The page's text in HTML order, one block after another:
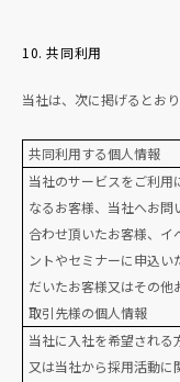
10. 共同利用
当社は、次に掲げるとお
共同利用する個人情報
当社のサービスをご利用
なるお客様、当社へお問
合わせ頂いたお客様、イ
ントやセミナーに申込い
だいたお客様又はその他
取引先様の個人情報
当社に入社を希望される
又は当社から採用活動に